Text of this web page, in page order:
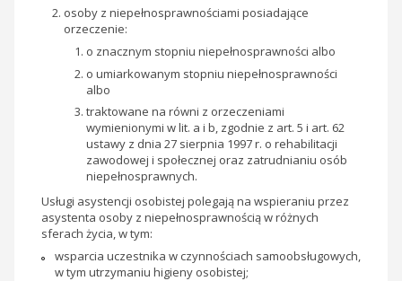
osoby z niepełnosprawnościami posiadające
orzeczenie:
o znacznym stopniu niepełnosprawności albo
o umiarkowanym stopniu niepełnosprawności
albo
traktowane na równi z orzeczeniami
wymienionymi w lit. a i b, zgodnie z art. 5 i art. 62
ustawy z dnia 27 sierpnia 1997 r. o rehabilitacji
zawodowej i społecznej oraz zatrudnianiu osób
niepełnosprawnych.
Usługi asystencji osobistej polegają na wspieraniu przez
asystenta osoby z niepełnosprawnością w różnych
sferach życia, w tym:
wsparcia uczestnika w czynnościach samoobsługowych,
w tym utrzymaniu higieny osobistej;